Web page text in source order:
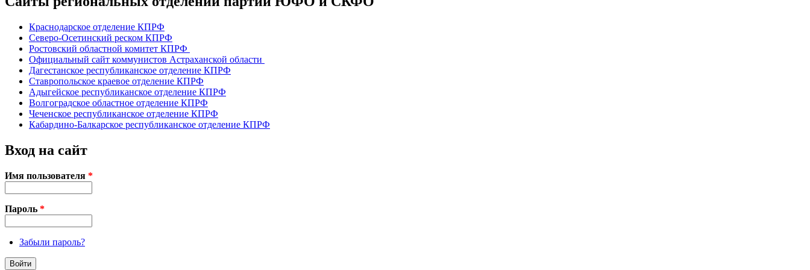
Краснодарское отделение КПРФ
Северо-Осетинский реском КПРФ
Ростовский областной комитет КПРФ
Официальный сайт коммунистов Астраханской области
Дагестанское республиканское отделение КПРФ
Ставропольское краевое отделение КПРФ
Адыгейское республиканское отделение КПРФ
Волгоградское областное отделение КПРФ
Чеченское республиканское отделение КПРФ
Кабардино-Балкарское республиканское отделение КПРФ
Вход на сайт
Имя пользователя *
Пароль *
Забыли пароль?